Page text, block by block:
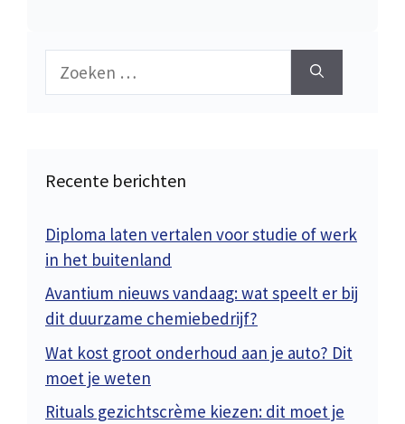
Recente berichten
Diploma laten vertalen voor studie of werk
in het buitenland
Avantium nieuws vandaag: wat speelt er bij
dit duurzame chemiebedrijf?
Wat kost groot onderhoud aan je auto? Dit
moet je weten
Rituals gezichtscrème kiezen: dit moet je